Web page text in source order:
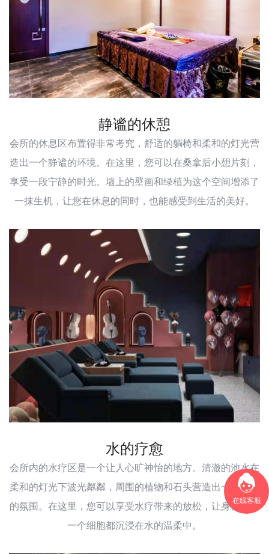
在线客服
静谧的休憩
会所的休息区布置得非常考究，舒适的躺椅和柔和的灯光营
造出一个静谧的环境。在这里，您可以在桑拿后小憩片刻，
享受一段宁静的时光。墙上的壁画和绿植为这个空间增添了
一抹生机，让您在休息的同时，也能感受到生活的美好。
水的疗愈
会所内的水疗区是一个让人心旷神怡的地方。清澈的池水在
柔和的灯光下波光粼粼，周围的植物和石头营造出一种宁静
的氛围。在这里，您可以享受水疗带来的放松，让身体的每
一个细胞都沉浸在水的温柔中。